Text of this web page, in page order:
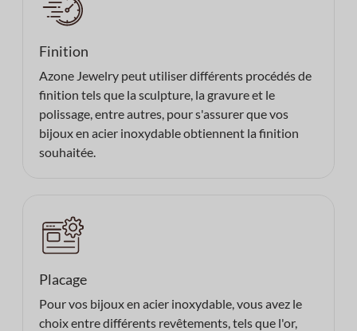
Finition
Azone Jewelry peut utiliser différents procédés de
finition tels que la sculpture, la gravure et le
polissage, entre autres, pour s'assurer que vos
bijoux en acier inoxydable obtiennent la finition
souhaitée.
Placage
Pour vos bijoux en acier inoxydable, vous avez le
choix entre différents revêtements, tels que l'or,